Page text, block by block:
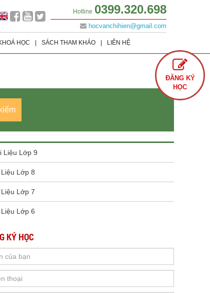
ĐĂNG KÝ
HỌC
Hotline 0399.320.698
hocvanchihien@gmail.com
HỌC SÁCH THAM KHẢO LIÊN HỆ
Liệu Lớp 9
Lớp 8
Lớp 7
Lớp 6
KÝ HỌC